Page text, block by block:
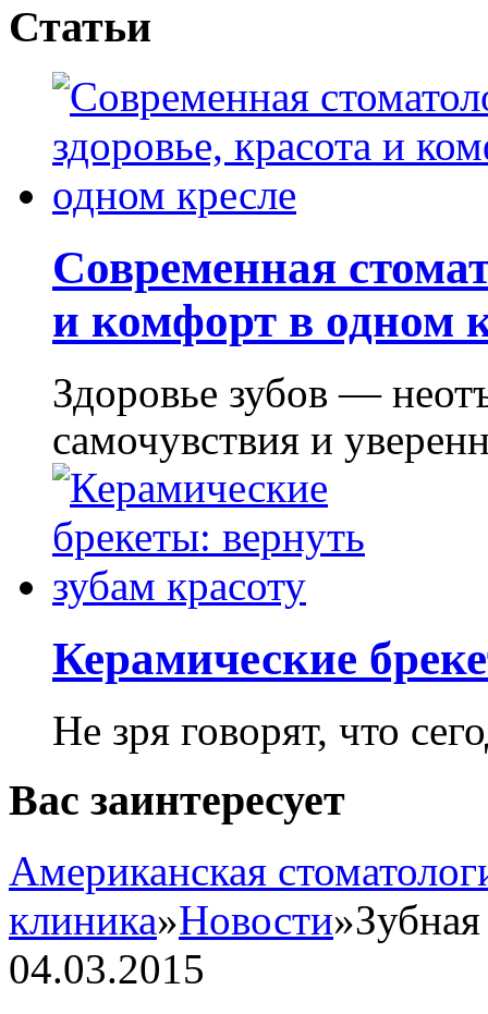
Статьи
Современная
и комфорт в одном
Здоровье зубов —
самочувствия и
Керамические
Не зря говорят, что
Вас заинтересует
Американская
клиника»Новости»
04.03.2015